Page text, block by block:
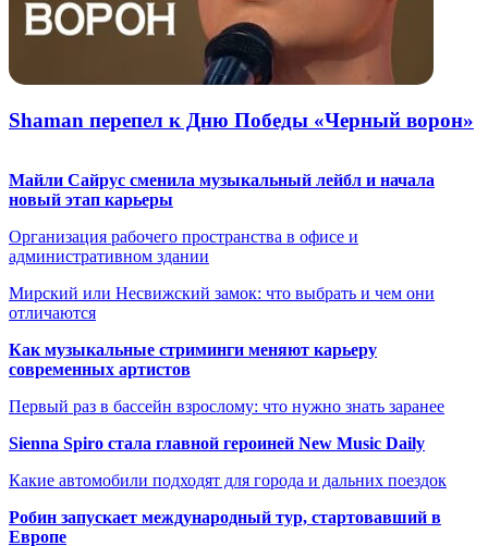
Shaman перепел к Дню Победы «Черный ворон»
Майли Сайрус сменила музыкальный лейбл и начала
новый этап карьеры
Организация рабочего пространства в офисе и
административном здании
Мирский или Несвижский замок: что выбрать и чем они
отличаются
Как музыкальные стриминги меняют карьеру
современных артистов
Первый раз в бассейн взрослому: что нужно знать заранее
Sienna Spiro стала главной героиней New Music Daily
Какие автомобили подходят для города и дальних поездок
Робин запускает международный тур, стартовавший в
Европе